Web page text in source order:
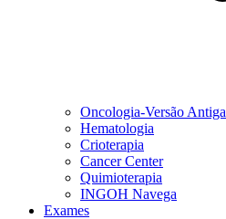
Oncologia-Versão Antiga
Hematologia
Crioterapia
Cancer Center
Quimioterapia
INGOH Navega
Exames